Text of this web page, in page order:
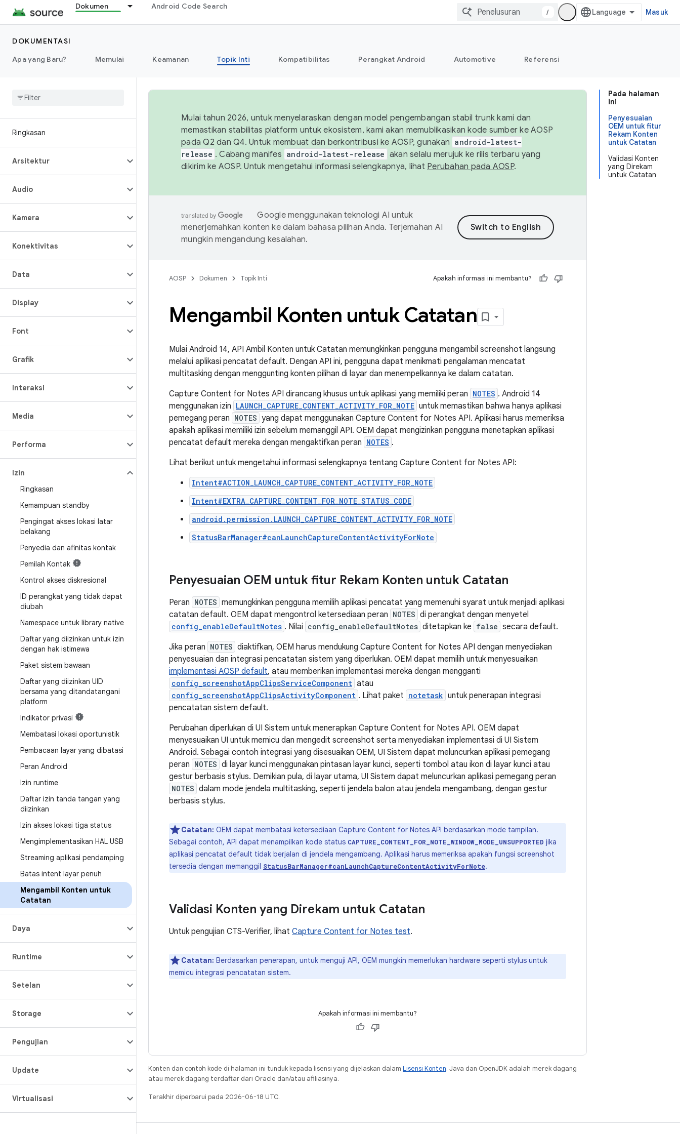
Dokumen Android Code Search
/ Masuk
DOKUMENTASI
Apa yang Baru?
Memulai Keamanan Topik Inti Kompatibilitas Perangkat Android Automotive Referensi
Ringkasan
Arsitektur
Audio
Kamera
Konektivitas
Data
Display
Font
Grafik
Interaksi
Media
Performa
Izin
Ringkasan
Kemampuan standby
Pengingat akses lokasi latar
belakang
Penyedia dan afinitas kontak
Pemilah Kontak
Kontrol akses diskresional
ID perangkat yang tidak dapat
diubah
Namespace untuk library native
Daftar yang diizinkan untuk izin
dengan hak istimewa
Paket sistem bawaan
Daftar yang diizinkan UID
bersama yang ditandatangani
platform
Indikator privasi
Membatasi lokasi oportunistik
Pembacaan layar yang dibatasi
Peran Android
Izin runtime
Daftar izin tanda tangan yang
diizinkan
Izin akses lokasi tiga status
Mengimplementasikan HAL USB
Streaming aplikasi pendamping
Batas intent layar penuh
Mengambil Konten untuk
Catatan
Daya
Runtime
Setelan
Storage
Pengujian
Update
Virtualisasi
Pada halaman
ini
Penyesuaian
OEM untuk fitur
Rekam Konten
untuk Catatan
Validasi Konten
yang Direkam
untuk Catatan
Mulai tahun 2026, untuk menyelaraskan dengan model pengembangan stabil trunk kami dan
memastikan stabilitas platform untuk ekosistem, kami akan memublikasikan kode sumber ke AOSP
pada Q2 dan Q4. Untuk membuat dan berkontribusi ke AOSP, gunakan android-latest-
release . Cabang manifes android-latest-release akan selalu merujuk ke rilis terbaru yang
dikirim ke AOSP. Untuk mengetahui informasi selengkapnya, lihat Perubahan pada AOSP.
Google menggunakan teknologi AI untuk
menerjemahkan konten ke dalam bahasa pilihan Anda. Terjemahan AI
mungkin mengandung kesalahan.
AOSP Dokumen Topik Inti Apakah informasi ini membantu?
Mengambil Konten untuk Catatan
Mulai Android 14, API Ambil Konten untuk Catatan memungkinkan pengguna mengambil screenshot langsung
melalui aplikasi pencatat default. Dengan API ini, pengguna dapat menikmati pengalaman mencatat
multitasking dengan menggunting konten pilihan di layar dan menempelkannya ke dalam catatan.
Capture Content for Notes API dirancang khusus untuk aplikasi yang memiliki peran NOTES . Android 14
menggunakan izin LAUNCH_CAPTURE_CONTENT_ACTIVITY_FOR_NOTE untuk memastikan bahwa hanya aplikasi
pemegang peran NOTES yang dapat menggunakan Capture Content for Notes API. Aplikasi harus memeriksa
apakah aplikasi memiliki izin sebelum memanggil API. OEM dapat mengizinkan pengguna menetapkan aplikasi
pencatat default mereka dengan mengaktifkan peran NOTES .
Lihat berikut untuk mengetahui informasi selengkapnya tentang Capture Content for Notes API:
Intent#ACTION_LAUNCH_CAPTURE_CONTENT_ACTIVITY_FOR_NOTE
Intent#EXTRA_CAPTURE_CONTENT_FOR_NOTE_STATUS_CODE
android.permission.LAUNCH_CAPTURE_CONTENT_ACTIVITY_FOR_NOTE
StatusBarManager#canLaunchCaptureContentActivityForNote
Penyesuaian OEM untuk fitur Rekam Konten untuk Catatan
Peran NOTES memungkinkan pengguna memilih aplikasi pencatat yang memenuhi syarat untuk menjadi aplikasi
catatan default. OEM dapat mengontrol ketersediaan peran NOTES di perangkat dengan menyetel
config_enableDefaultNotes . Nilai config_enableDefaultNotes ditetapkan ke false secara default.
Jika peran NOTES diaktifkan, OEM harus mendukung Capture Content for Notes API dengan menyediakan
penyesuaian dan integrasi pencatatan sistem yang diperlukan. OEM dapat memilih untuk menyesuaikan
implementasi AOSP default, atau memberikan implementasi mereka dengan mengganti
config_screenshotAppClipsServiceComponent atau
config_screenshotAppClipsActivityComponent . Lihat paket notetask untuk penerapan integrasi
pencatatan sistem default.
Perubahan diperlukan di UI Sistem untuk menerapkan Capture Content for Notes API. OEM dapat
menyesuaikan UI untuk memicu dan mengedit screenshot serta menyediakan implementasi di UI Sistem
Android. Sebagai contoh integrasi yang disesuaikan OEM, UI Sistem dapat meluncurkan aplikasi pemegang
peran NOTES di layar kunci menggunakan pintasan layar kunci, seperti tombol atau ikon di layar kunci atau
gestur berbasis stylus. Demikian pula, di layar utama, UI Sistem dapat meluncurkan aplikasi pemegang peran
NOTES dalam mode jendela multitasking, seperti jendela balon atau jendela mengambang, dengan gestur
berbasis stylus.
Catatan: OEM dapat membatasi ketersediaan Capture Content for Notes API berdasarkan mode tampilan.
Sebagai contoh, API dapat menampilkan kode status CAPTURE_CONTENT_FOR_NOTE_WINDOW_MODE_UNSUPPORTED jika
aplikasi pencatat default tidak berjalan di jendela mengambang. Aplikasi harus memeriksa apakah fungsi screenshot
tersedia dengan memanggil StatusBarManager#canLaunchCaptureContentActivityForNote.
Validasi Konten yang Direkam untuk Catatan
Untuk pengujian CTS-Verifier, lihat Capture Content for Notes test.
Catatan: Berdasarkan penerapan, untuk menguji API, OEM mungkin memerlukan hardware seperti stylus untuk
memicu integrasi pencatatan sistem.
Apakah informasi ini membantu?
Konten dan contoh kode di halaman ini tunduk kepada lisensi yang dijelaskan dalam Lisensi Konten. Java dan OpenJDK adalah merek dagang
atau merek dagang terdaftar dari Oracle dan/atau afiliasinya.
Terakhir diperbarui pada 2026-06-18 UTC.